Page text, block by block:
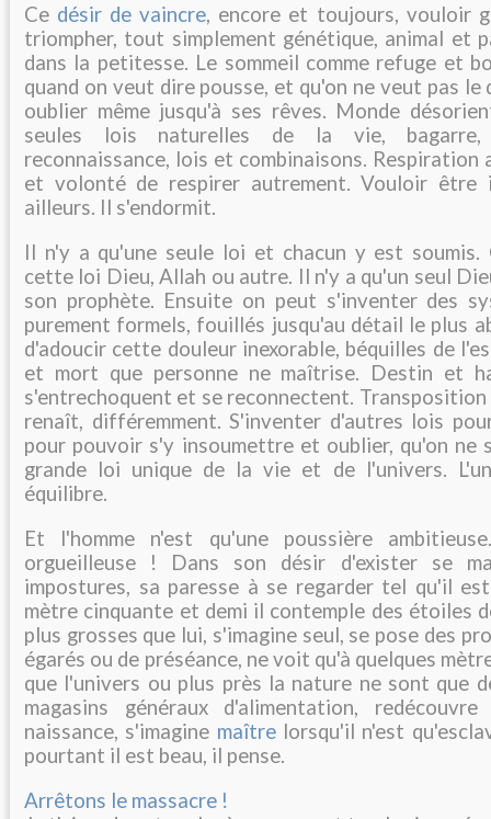
Ce désir de vaincre, encore et toujours, vouloir
triompher, tout simplement génétique, animal et
dans la petitesse. Le sommeil comme refuge et
quand on veut dire pousse, et qu'on ne veut pas le
oublier même jusqu'à ses rêves. Monde
seules lois naturelles de la vie, bagarre,
reconnaissance, lois et combinaisons. Respiration
et volonté de respirer autrement. Vouloir
ailleurs. Il s'endormit.
Il n'y a qu'une seule loi et chacun y est soumis.
cette loi Dieu, Allah ou autre. Il n'y a qu'un seul
son prophète. Ensuite on peut s'inventer des
purement formels, fouillés jusqu'au détail le plus
d'adoucir cette douleur inexorable, béquilles de
et mort que personne ne maîtrise. Destin et
s'entrechoquent et se reconnectent.
renaît, différemment. S'inventer d'autres lois
pour pouvoir s'y insoumettre et oublier, qu'on ne
grande loi unique de la vie et de l'univers.
équilibre.
Et l'homme n'est qu'une poussière
orgueilleuse ! Dans son désir d'exister se
impostures, sa paresse à se regarder tel qu'il
mètre cinquante et demi il contemple des étoiles
plus grosses que lui, s'imagine seul, se pose des
égarés ou de préséance, ne voit qu'à quelques
que l'univers ou plus près la nature ne sont que
magasins généraux d'alimentation,
naissance, s'imagine maîtrelorsqu'il n'est
pourtant il est beau, il pense.
Arrêtons le massacre !